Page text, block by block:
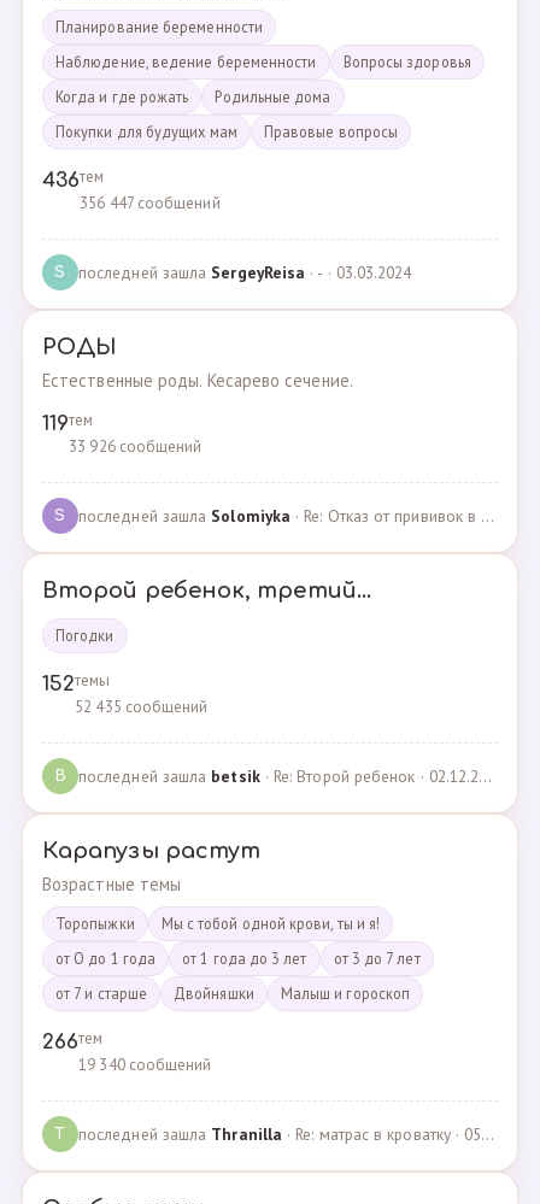
Планирование беременности
Наблюдение, ведение беременности
Вопросы здоровья
Когда и где рожать
Родильные дома
Покупки для будущих мам
Правовые вопросы
436тем
356 447 сообщений
S последней зашла SergeyReisa · - · 03.03.2024
РОДЫ
Естественные роды. Кесарево сечение.
119тем
33 926 сообщений
S последней зашла Solomiyka · Re: Отказ от прививок в роддоме · 07.05.2022
Второй ребенок, третий...
Погодки
152темы
52 435 сообщений
B последней зашла betsik· Re: Второй ребенок · 02.12.2023
Карапузы растут
Возрастные темы
Торопыжки
Мы с тобой одной крови, ты и я!
от О до 1 года
от 1 года до 3 лет
от 3 до 7 лет
от 7 и старше
Двойняшки Малыш и гороскоп
266тем
19 340 сообщений
T последней зашла Thranilla · Re: матрас в кроватку · 05.05.2024